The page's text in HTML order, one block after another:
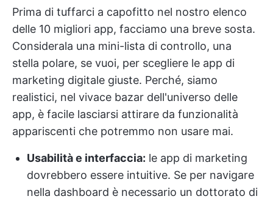
Prima di tuffarci a capofitto nel nostro elenco
delle 10 migliori app, facciamo una breve sosta.
Considerala una mini-lista di controllo, una
stella polare, se vuoi, per scegliere le app di
marketing digitale giuste. Perché, siamo
realistici, nel vivace bazar dell'universo delle
app, è facile lasciarsi attirare da funzionalità
appariscenti che potremmo non usare mai.
Usabilità e interfaccia: le app di marketing
dovrebbero essere intuitive. Se per navigare
nella dashboard è necessario un dottorato di